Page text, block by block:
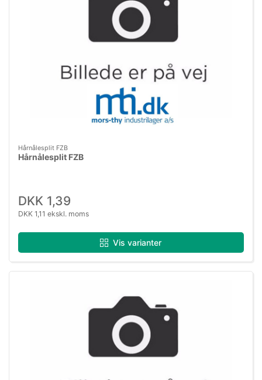
Hårnålesplit FZB
Hårnålesplit FZB
DKK 1,39
DKK 1,11 ekskl. moms
Vis varianter